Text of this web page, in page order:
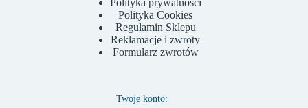
Polityka Cookies
Regulamin Sklepu
Reklamacje i zwroty
Formularz zwrotów
Twoje konto: